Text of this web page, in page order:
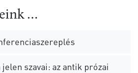
…
szavai: az antik prózai